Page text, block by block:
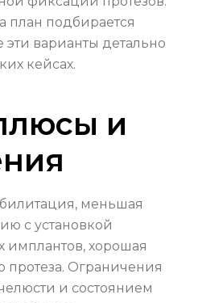
план подбирается
варианты детально
кейсах.
и
меньшая
с установкой
имплантов, хорошая
протеза. Ограничения
и состоянием